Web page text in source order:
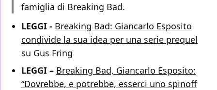
famiglia di Breaking Bad.
LEGGI - Breaking Bad: Giancarlo Esposito
condivide la sua idea per una serie prequel
su Gus Fring
LEGGI – Breaking Bad, Giancarlo Esposito:
“Dovrebbe, e potrebbe, esserci uno spinoff